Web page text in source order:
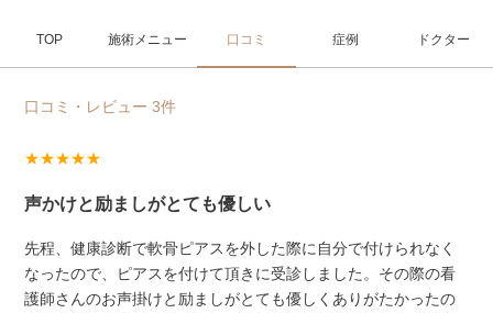
TOP 施術メニュー 口コミ 症例 ドクター
口コミ・レビュー 3件
★★★★★
声かけと励ましがとても優しい
先程、健康診断で軟骨ピアスを外した際に自分で付けられなく
なったので、ピアスを付けて頂きに受診しました。その際の看
護師さんのお声掛けと励ましがとても優しくありがたかったの